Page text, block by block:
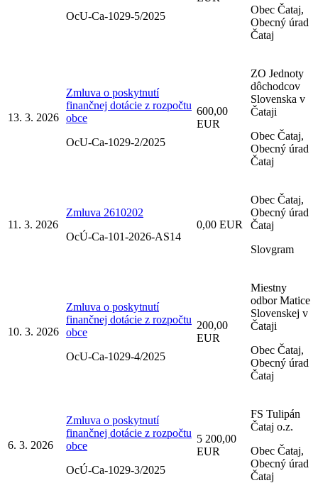
OcU-Ca-1029-5/2025
Obec Čataj,
Obecný úrad
Čataj
13. 3. 2026
Zmluva o poskytnutí
finančnej dotácie z rozpočtu
obce
OcU-Ca-1029-2/2025
600,00
EUR
ZO Jednoty
dôchodcov
Slovenska v
Čataji
Obec Čataj,
Obecný úrad
Čataj
11. 3. 2026
Zmluva 2610202
OcÚ-Ca-101-2026-AS14
0,00 EUR
Obec Čataj,
Obecný úrad
Čataj
Slovgram
10. 3. 2026
Zmluva o poskytnutí
finančnej dotácie z rozpočtu
obce
OcU-Ca-1029-4/2025
200,00
EUR
Miestny
odbor Matice
Slovenskej v
Čataji
Obec Čataj,
Obecný úrad
Čataj
6. 3. 2026
Zmluva o poskytnutí
finančnej dotácie z rozpočtu
obce
OcÚ-Ca-1029-3/2025
5 200,00
EUR
FS Tulipán
Čataj o.z.
Obec Čataj,
Obecný úrad
Čataj